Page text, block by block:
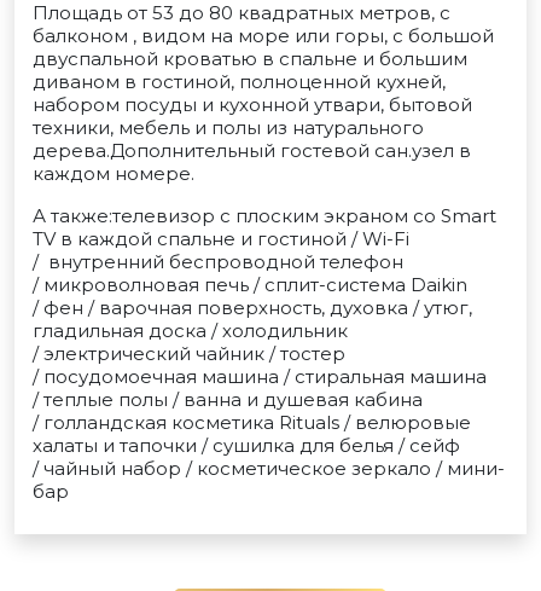
Площадь от 53 до 80 квадратных метров, с
балконом , видом на море или горы, с большой
двуспальной кроватью в спальне и большим
диваном в гостиной, полноценной кухней,
набором посуды и кухонной утвари, бытовой
техники, мебель и полы из натурального
дерева.Дополнительный гостевой сан.узел в
каждом номере.
А также:телевизор с плоским экраном со Smart
TV в каждой спальне и гостиной / Wi-Fi
/ внутренний беспроводной телефон
/ микроволновая печь / сплит-система Daikin
/ фен / варочная поверхность, духовка / утюг,
гладильная доска / холодильник
/ электрический чайник / тостер
/ посудомоечная машина / стиральная машина
/ теплые полы / ванна и душевая кабина
/ голландская косметика Rituals / велюровые
халаты и тапочки / сушилка для белья / сейф
/ чайный набор / косметическое зеркало / мини-
бар